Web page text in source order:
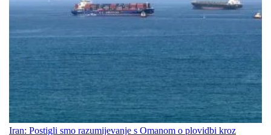
Iran: Postigli smo razumijevanje s Omanom o plovidbi kroz